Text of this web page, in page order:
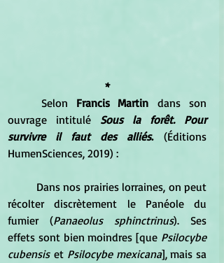
*
	Selon
Francis Martin dans son
ouvrage intitulé Sous la forêt. Pour
survivre il faut des alliés. (Éditions
HumenSciences, 2019) :
récolter discrètement le Panéole du
fumier (Panaeolus sphinctrinus). Ses
effets sont bien moindres [que Psilocybe
cubensis et Psilocybe mexicana], mais sa